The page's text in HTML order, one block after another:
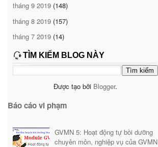
tháng 9 2019 (148)
tháng 8 2019 (157)
tháng 7 2019 (14)
TÌM KIẾM BLOG NÀY
Được tạo bởi Blogger.
Báo cáo vi phạm
GVMN 5: Hoạt động tự bồi dưỡng
chuyên môn, nghiệp vụ của GVMN